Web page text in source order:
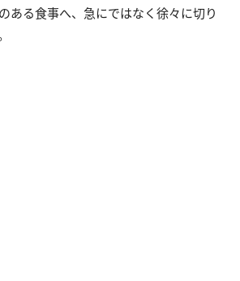
ある食事へ、急にではなく徐々に切り